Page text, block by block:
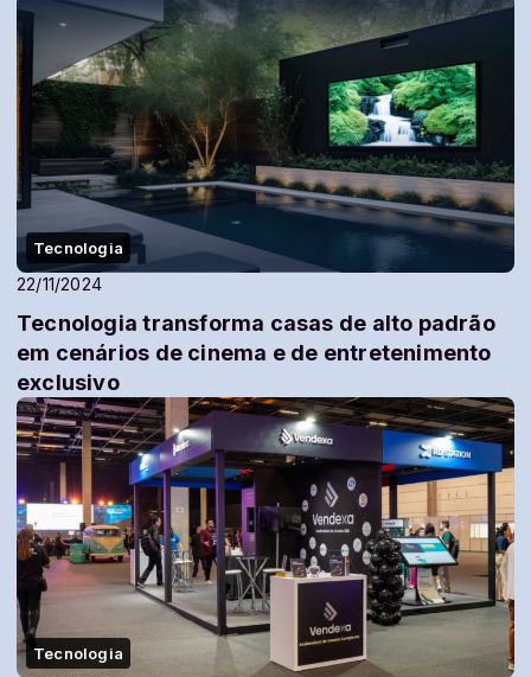
Tecnologia
22/11/2024
Tecnologia transforma casas de alto padrão
em cenários de cinema e de entretenimento
exclusivo
Tecnologia